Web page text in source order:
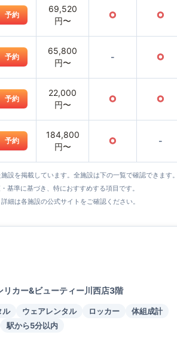
予約
69,520
円〜
○ ○
予約
65,800
円〜
- ○
予約
22,000
円〜
○ ○
予約
184,800
円〜
○ -
設を掲載しています。全施設は下の一覧で確認できます。
基準に基づき、特におすすめする項目です。
細は各施設の公式サイトをご確認ください。
カー&ビューティー川西店3階
ル ウェアレンタル ロッカー
体組成計
駅から5分以内